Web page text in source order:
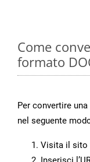
Come
formato
Per convertire
nel seguente
Visita il sito